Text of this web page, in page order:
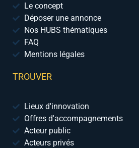
Le concept
Déposer une annonce
Nos HUBS thématiques
FAQ
Mentions légales
TROUVER
Lieux d'innovation
Offres d'accompagnements
Acteur public
Acteurs privés